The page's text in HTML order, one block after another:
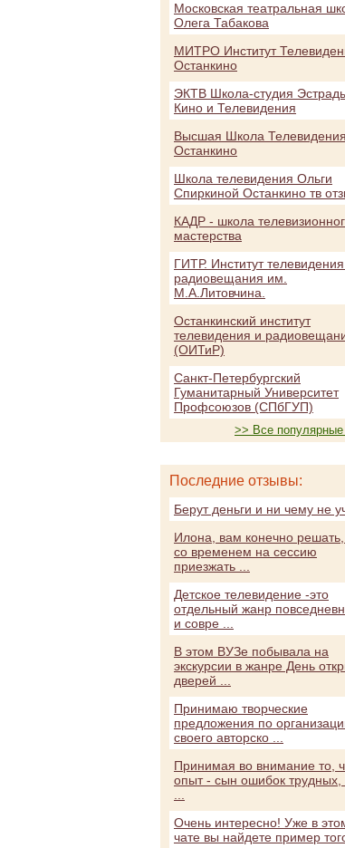
Московская театральная
Олега Табакова
МИТРО Институт
Останкино
ЭКТВ Школа-студия
Кино и Телевидения
Высшая Школа Телевидения
Останкино
Школа телевидения Ольги
Спиркиной Останкино тв
КАДР - школа
мастерства
ГИТР. Институт
радиовещания им.
М.А.Литовчина.
Останкинский институт
телевидения и
(ОИТиР)
Санкт-Петербургский
Гуманитарный Университет
Профсоюзов (СПбГУП)
>> Все
Последние отзывы:
Берут деньги и ни чему не
Илона, вам конечно решать,
со временем на сессию
приезжать ...
Детское телевидение -это
отдельный жанр
и совре ...
В этом ВУЗе побывала на
экскурсии в жанре День
дверей ...
Принимаю творческие
предложения по
своего авторско ...
Принимая во внимание то,
опыт - сын ошибок трудных,
Очень интересно! Уже в
чате вы найдете пример